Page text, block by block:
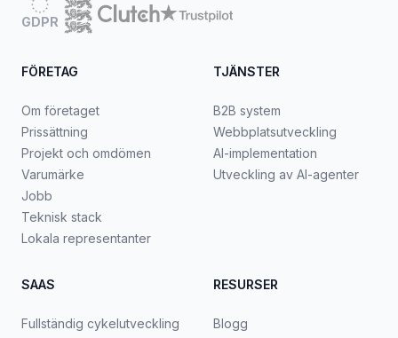
GDPR
FÖRETAG
Om företaget
Prissättning
Projekt och omdömen
Varumärke
Jobb
Teknisk stack
Lokala representanter
TJÄNSTER
B2B system
Webbplatsutveckling
AI-implementation
Utveckling av AI-agenter
SAAS
Fullständig cykelutveckling
RESURSER
Blogg